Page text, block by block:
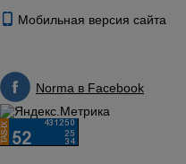
Мобильная версия сайта
Norma в Facebook